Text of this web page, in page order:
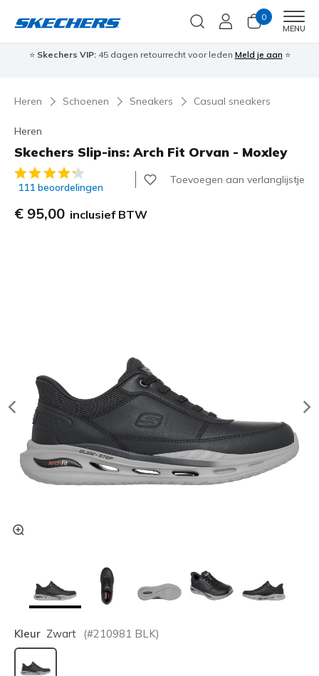
0
MENU
⭐ Skechers VIP:45 dagen retourrecht voor leden Meld je aan ⭐
Heren Schoenen Sneakers Casual sneakers
Heren
Skechers Slip-ins: Arch Fit Orvan - Moxley
3,2 van de 5 klantbeoordelingen
111 beoordelingen
Toevoegen aan verlanglijstje
€ 95,00 inclusief BTW
Kleur Zwart (#210981 BLK)